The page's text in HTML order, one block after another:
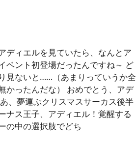
ディエルを見ていたら、なんとア
ベント初登場だったんですね～ ど
見ないと……（あまりっていうか全
かったんだな） おめでとう、アデ
、夢運ぶクリスマスサーカス後半
ナス王子、アディエル！覚醒する
の中の選択肢でどち